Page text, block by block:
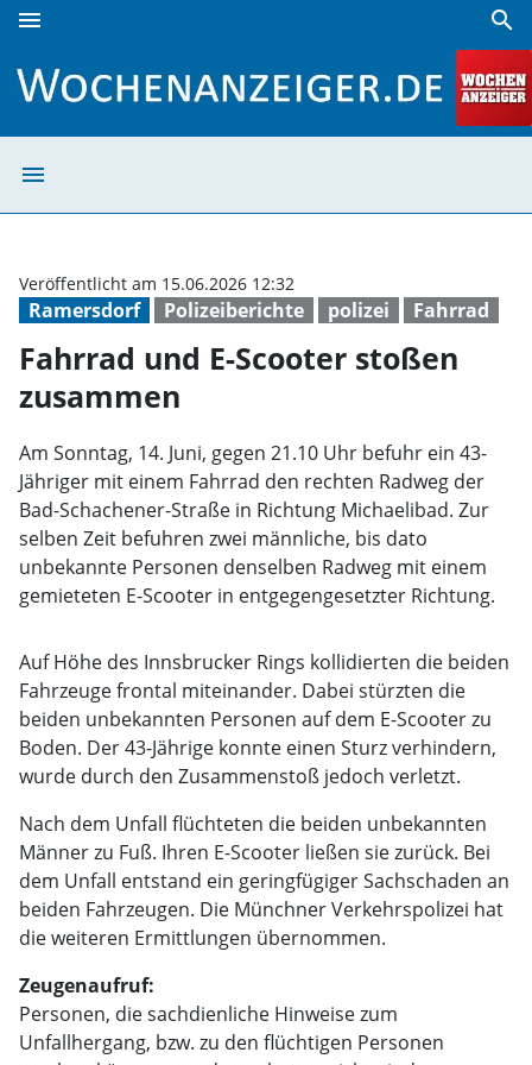
menu search
menu
Ramersdorf Polizeiberichte polizei Fahrrad
Veröffentlicht am 15.06.2026 12:32
Fahrrad und E-Scooter stoßen
zusammen
Am Sonntag, 14. Juni, gegen 21.10 Uhr befuhr ein 43-
Jähriger mit einem Fahrrad den rechten Radweg der
Bad-Schachener-Straße in Richtung Michaelibad. Zur
selben Zeit befuhren zwei männliche, bis dato
unbekannte Personen denselben Radweg mit einem
gemieteten E-Scooter in entgegengesetzter Richtung.
Auf Höhe des Innsbrucker Rings kollidierten die beiden
Fahrzeuge frontal miteinander. Dabei stürzten die
beiden unbekannten Personen auf dem E-Scooter zu
Boden. Der 43-Jährige konnte einen Sturz verhindern,
wurde durch den Zusammenstoß jedoch verletzt.
Nach dem Unfall flüchteten die beiden unbekannten
Männer zu Fuß. Ihren E-Scooter ließen sie zurück. Bei
dem Unfall entstand ein geringfügiger Sachschaden an
beiden Fahrzeugen. Die Münchner Verkehrspolizei hat
die weiteren Ermittlungen übernommen.
Zeugenaufruf:
Personen, die sachdienliche Hinweise zum
Unfallhergang, bzw. zu den flüchtigen Personen